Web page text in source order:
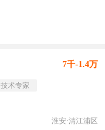
7千-1.4万
技术专家
淮安·清江浦区